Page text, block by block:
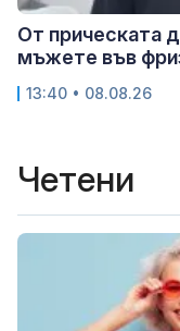
От прическата
мъжете във
13:40 • 08.08.26
Четени